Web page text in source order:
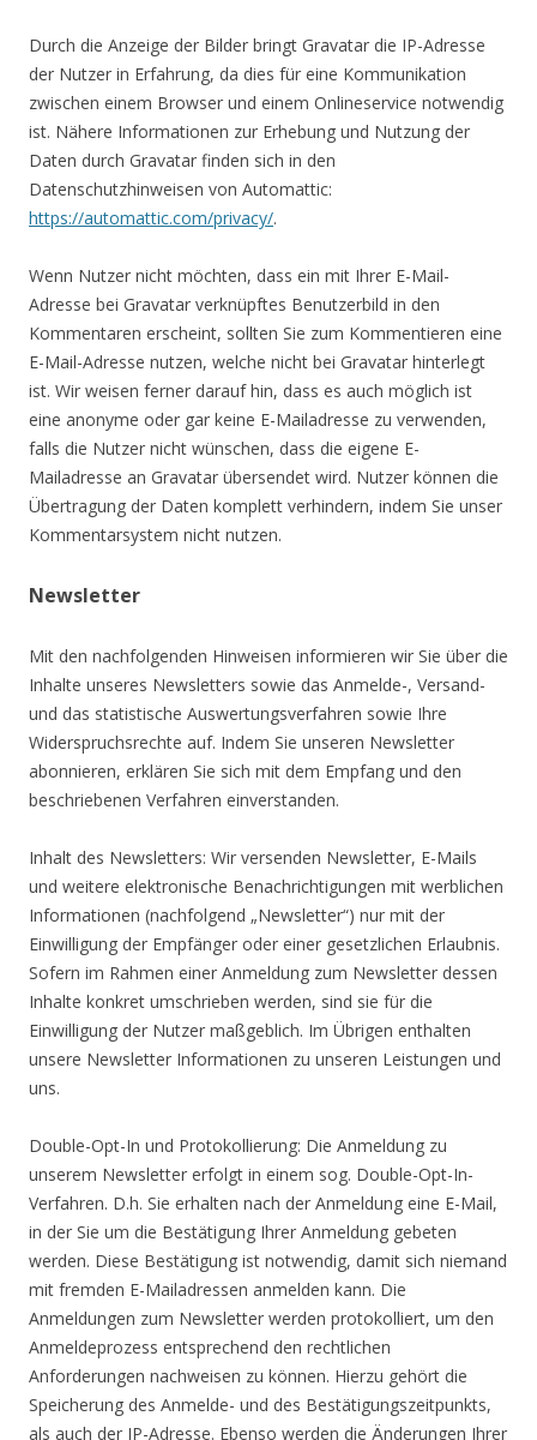
Durch die Anzeige der Bilder bringt Gravatar die IP-Adresse
der Nutzer in Erfahrung, da dies für eine Kommunikation
zwischen einem Browser und einem Onlineservice notwendig
ist. Nähere Informationen zur Erhebung und Nutzung der
Daten durch Gravatar finden sich in den
Datenschutzhinweisen von Automattic:
https://automattic.com/privacy/.
Wenn Nutzer nicht möchten, dass ein mit Ihrer E-Mail-
Adresse bei Gravatar verknüpftes Benutzerbild in den
Kommentaren erscheint, sollten Sie zum Kommentieren eine
E-Mail-Adresse nutzen, welche nicht bei Gravatar hinterlegt
ist. Wir weisen ferner darauf hin, dass es auch möglich ist
eine anonyme oder gar keine E-Mailadresse zu verwenden,
falls die Nutzer nicht wünschen, dass die eigene E-
Mailadresse an Gravatar übersendet wird. Nutzer können die
Übertragung der Daten komplett verhindern, indem Sie unser
Kommentarsystem nicht nutzen.
Newsletter
Mit den nachfolgenden Hinweisen informieren wir Sie über die
Inhalte unseres Newsletters sowie das Anmelde-, Versand-
und das statistische Auswertungsverfahren sowie Ihre
Widerspruchsrechte auf. Indem Sie unseren Newsletter
abonnieren, erklären Sie sich mit dem Empfang und den
beschriebenen Verfahren einverstanden.
Inhalt des Newsletters: Wir versenden Newsletter, E-Mails
und weitere elektronische Benachrichtigungen mit werblichen
Informationen (nachfolgend „Newsletter“) nur mit der
Einwilligung der Empfänger oder einer gesetzlichen Erlaubnis.
Sofern im Rahmen einer Anmeldung zum Newsletter dessen
Inhalte konkret umschrieben werden, sind sie für die
Einwilligung der Nutzer maßgeblich. Im Übrigen enthalten
unsere Newsletter Informationen zu unseren Leistungen und
uns.
Double-Opt-In und Protokollierung: Die Anmeldung zu
unserem Newsletter erfolgt in einem sog. Double-Opt-In-
Verfahren. D.h. Sie erhalten nach der Anmeldung eine E-Mail,
in der Sie um die Bestätigung Ihrer Anmeldung gebeten
werden. Diese Bestätigung ist notwendig, damit sich niemand
mit fremden E-Mailadressen anmelden kann. Die
Anmeldungen zum Newsletter werden protokolliert, um den
Anmeldeprozess entsprechend den rechtlichen
Anforderungen nachweisen zu können. Hierzu gehört die
Speicherung des Anmelde- und des Bestätigungszeitpunkts,
als auch der IP-Adresse. Ebenso werden die Änderungen Ihrer